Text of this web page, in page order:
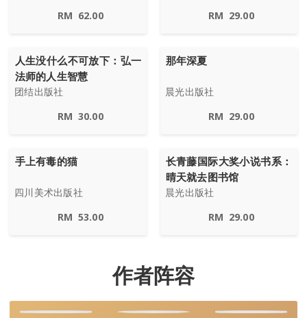
RM 62.00
RM 29.00
人生没什么不可放下：弘一
法师的人生智慧
团结出版社
RM 30.00
那年深夏
晨光出版社
RM 29.00
手上有毒的猫
四川美术出版社
RM 53.00
长青藤国际大奖小说书系：
晴天就去图书馆
晨光出版社
RM 29.00
作者阵容